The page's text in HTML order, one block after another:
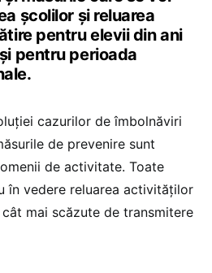
școlilor și reluarea
pentru elevii din ani
pentru perioada
cazurilor de îmbolnăviri
de prevenire sunt
de activitate. Toate
în vedere reluarea activităților
mai scăzute de transmitere